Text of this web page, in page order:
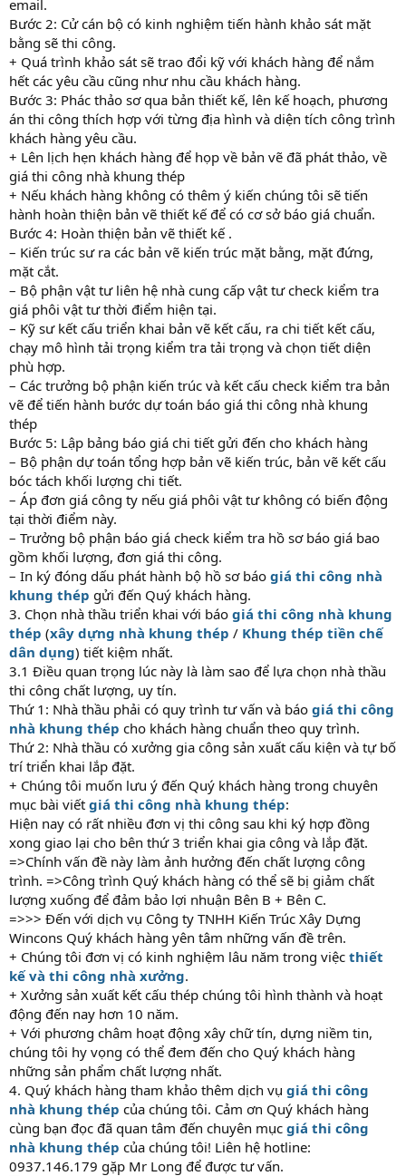
email.
Bước 2: Cử cán bộ có kinh nghiệm tiến hành khảo sát mặt
bằng sẽ thi công.
+ Quá trình khảo sát sẽ trao đổi kỹ với khách hàng để nắm
hết các yêu cầu cũng như nhu cầu khách hàng.
Bước 3: Phác thảo sơ qua bản thiết kế, lên kế hoạch, phương
án thi công thích hợp với từng địa hình và diện tích công trình
khách hàng yêu cầu.
+ Lên lịch hẹn khách hàng để họp về bản vẽ đã phát thảo, về
giá thi công nhà khung thép
+ Nếu khách hàng không có thêm ý kiến chúng tôi sẽ tiến
hành hoàn thiện bản vẽ thiết kế để có cơ sở báo giá chuẩn.
Bước 4: Hoàn thiện bản vẽ thiết kế .
– Kiến trúc sư ra các bản vẽ kiến trúc mặt bằng, mặt đứng,
mặt cắt.
– Bộ phận vật tư liên hệ nhà cung cấp vật tư check kiểm tra
giá phôi vật tư thời điểm hiện tại.
– Kỹ sư kết cấu triển khai bản vẽ kết cấu, ra chi tiết kết cấu,
chạy mô hình tải trọng kiểm tra tải trọng và chọn tiết diện
phù hợp.
– Các trưởng bộ phận kiến trúc và kết cấu check kiểm tra bản
vẽ để tiến hành bước dự toán báo giá thi công nhà khung
thép
Bước 5: Lập bảng báo giá chi tiết gửi đến cho khách hàng
– Bộ phận dự toán tổng hợp bản vẽ kiến trúc, bản vẽ kết cấu
bóc tách khối lượng chi tiết.
– Áp đơn giá công ty nếu giá phôi vật tư không có biến động
tại thời điểm này.
– Trưởng bộ phận báo giá check kiểm tra hồ sơ báo giá bao
gồm khối lượng, đơn giá thi công.
– In ký đóng dấu phát hành bộ hồ sơ báo giá thi công nhà
khung thép gửi đến Quý khách hàng.
3. Chọn nhà thầu triển khai với báo giá thi công nhà khung
thép (xây dựng nhà khung thép / Khung thép tiền chế
dân dụng) tiết kiệm nhất.
3.1 Điều quan trọng lúc này là làm sao để lựa chọn nhà thầu
thi công chất lượng, uy tín.
Thứ 1: Nhà thầu phải có quy trình tư vấn và báo giá thi công
nhà khung thép cho khách hàng chuẩn theo quy trình.
Thứ 2: Nhà thầu có xưởng gia công sản xuất cấu kiện và tự bố
trí triển khai lắp đặt.
+ Chúng tôi muốn lưu ý đến Quý khách hàng trong chuyên
mục bài viết giá thi công nhà khung thép:
Hiện nay có rất nhiều đơn vị thi công sau khi ký hợp đồng
xong giao lại cho bên thứ 3 triển khai gia công và lắp đặt.
=>Chính vấn đề này làm ảnh hưởng đến chất lượng công
trình. =>Công trình Quý khách hàng có thể sẽ bị giảm chất
lượng xuống để đảm bảo lợi nhuận Bên B + Bên C.
=>>> Đến với dịch vụ Công ty TNHH Kiến Trúc Xây Dựng
Wincons Quý khách hàng yên tâm những vấn đề trên.
+ Chúng tôi đơn vị có kinh nghiệm lâu năm trong việc thiết
kế và thi công nhà xưởng.
+ Xưởng sản xuất kết cấu thép chúng tôi hình thành và hoạt
động đến nay hơn 10 năm.
+ Với phương châm hoạt động xây chữ tín, dựng niềm tin,
chúng tôi hy vọng có thể đem đến cho Quý khách hàng
những sản phẩm chất lượng nhất.
4. Quý khách hàng tham khảo thêm dịch vụ giá thi công
nhà khung thép của chúng tôi. Cảm ơn Quý khách hàng
cùng bạn đọc đã quan tâm đến chuyên mục giá thi công
nhà khung thép của chúng tôi! Liên hệ hotline:
0937.146.179 gặp Mr Long để được tư vấn.